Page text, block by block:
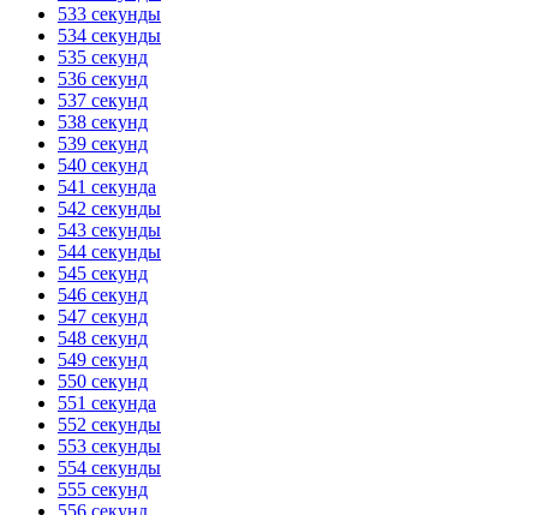
533 секунды
534 секунды
535 секунд
536 секунд
537 секунд
538 секунд
539 секунд
540 секунд
541 секунда
542 секунды
543 секунды
544 секунды
545 секунд
546 секунд
547 секунд
548 секунд
549 секунд
550 секунд
551 секунда
552 секунды
553 секунды
554 секунды
555 секунд